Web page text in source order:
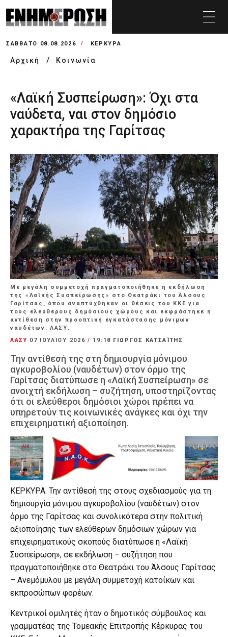
ΣΆΒΒΑΤΟ 08.08.2026 ΚΕΡΚΥΡΑ
Αρχική Κοινωνία
«Λαϊκή Συσπείρωση»: Όχι στα
ναύδετα, ναι στον δημόσιο
χαρακτήρα της Γαρίτσας
Με μεγάλη συμμετοχή πραγματοποιήθηκε η εκδήλωση
της «Λαϊκής Συσπείρωσης» στο Θεατράκι του Άλσους
Γαρίτσας, όπου αναπτύχθηκαν οι θέσεις του ΚΚΕ για
τους ελεύθερους δημόσιους χώρους και εκφράστηκε η
αντίθεση στην προοπτική εγκατάστασης μόνιμων
ναυδέτων. ΛΑΣΥ.
ΛΑΣΥ 07 ΙΟΥΛΊΟΥ 2026/ 19:18 ΓΙΩΡΓΟΣ ΚΑΤΣΑΪΤΗΣ
Την αντίθεσή της στη δημιουργία μόνιμου
αγκυροβολίου (ναυδέτων) στον όρμο της
Γαρίτσας διατύπωσε η «Λαϊκή Συσπείρωση» σε
ανοιχτή εκδήλωση – συζήτηση, υποστηρίζοντας
ότι οι ελεύθεροι δημόσιοι χώροι πρέπει να
υπηρετούν τις κοινωνικές ανάγκες και όχι την
επιχειρηματική αξιοποίηση.
ΚΕΡΚΥΡΑ. Την αντίθεσή της στους σχεδιασμούς για τη
δημιουργία μόνιμου αγκυροβολίου (ναυδέτων) στον
όρμο της Γαρίτσας και συνολικότερα στην πολιτική
αξιοποίησης των ελεύθερων δημόσιων χώρων για
επιχειρηματικούς σκοπούς διατύπωσε η «Λαϊκή
Συσπείρωση», σε εκδήλωση – συζήτηση που
πραγματοποιήθηκε στο Θεατράκι του Άλσους Γαρίτσας
– Ανεμόμυλου με μεγάλη συμμετοχή κατοίκων και
εκπροσώπων φορέων.
Κεντρικοί ομιλητές ήταν ο δημοτικός σύμβουλος και
γραμματέας της Τομεακής Επιτροπής Κέρκυρας του